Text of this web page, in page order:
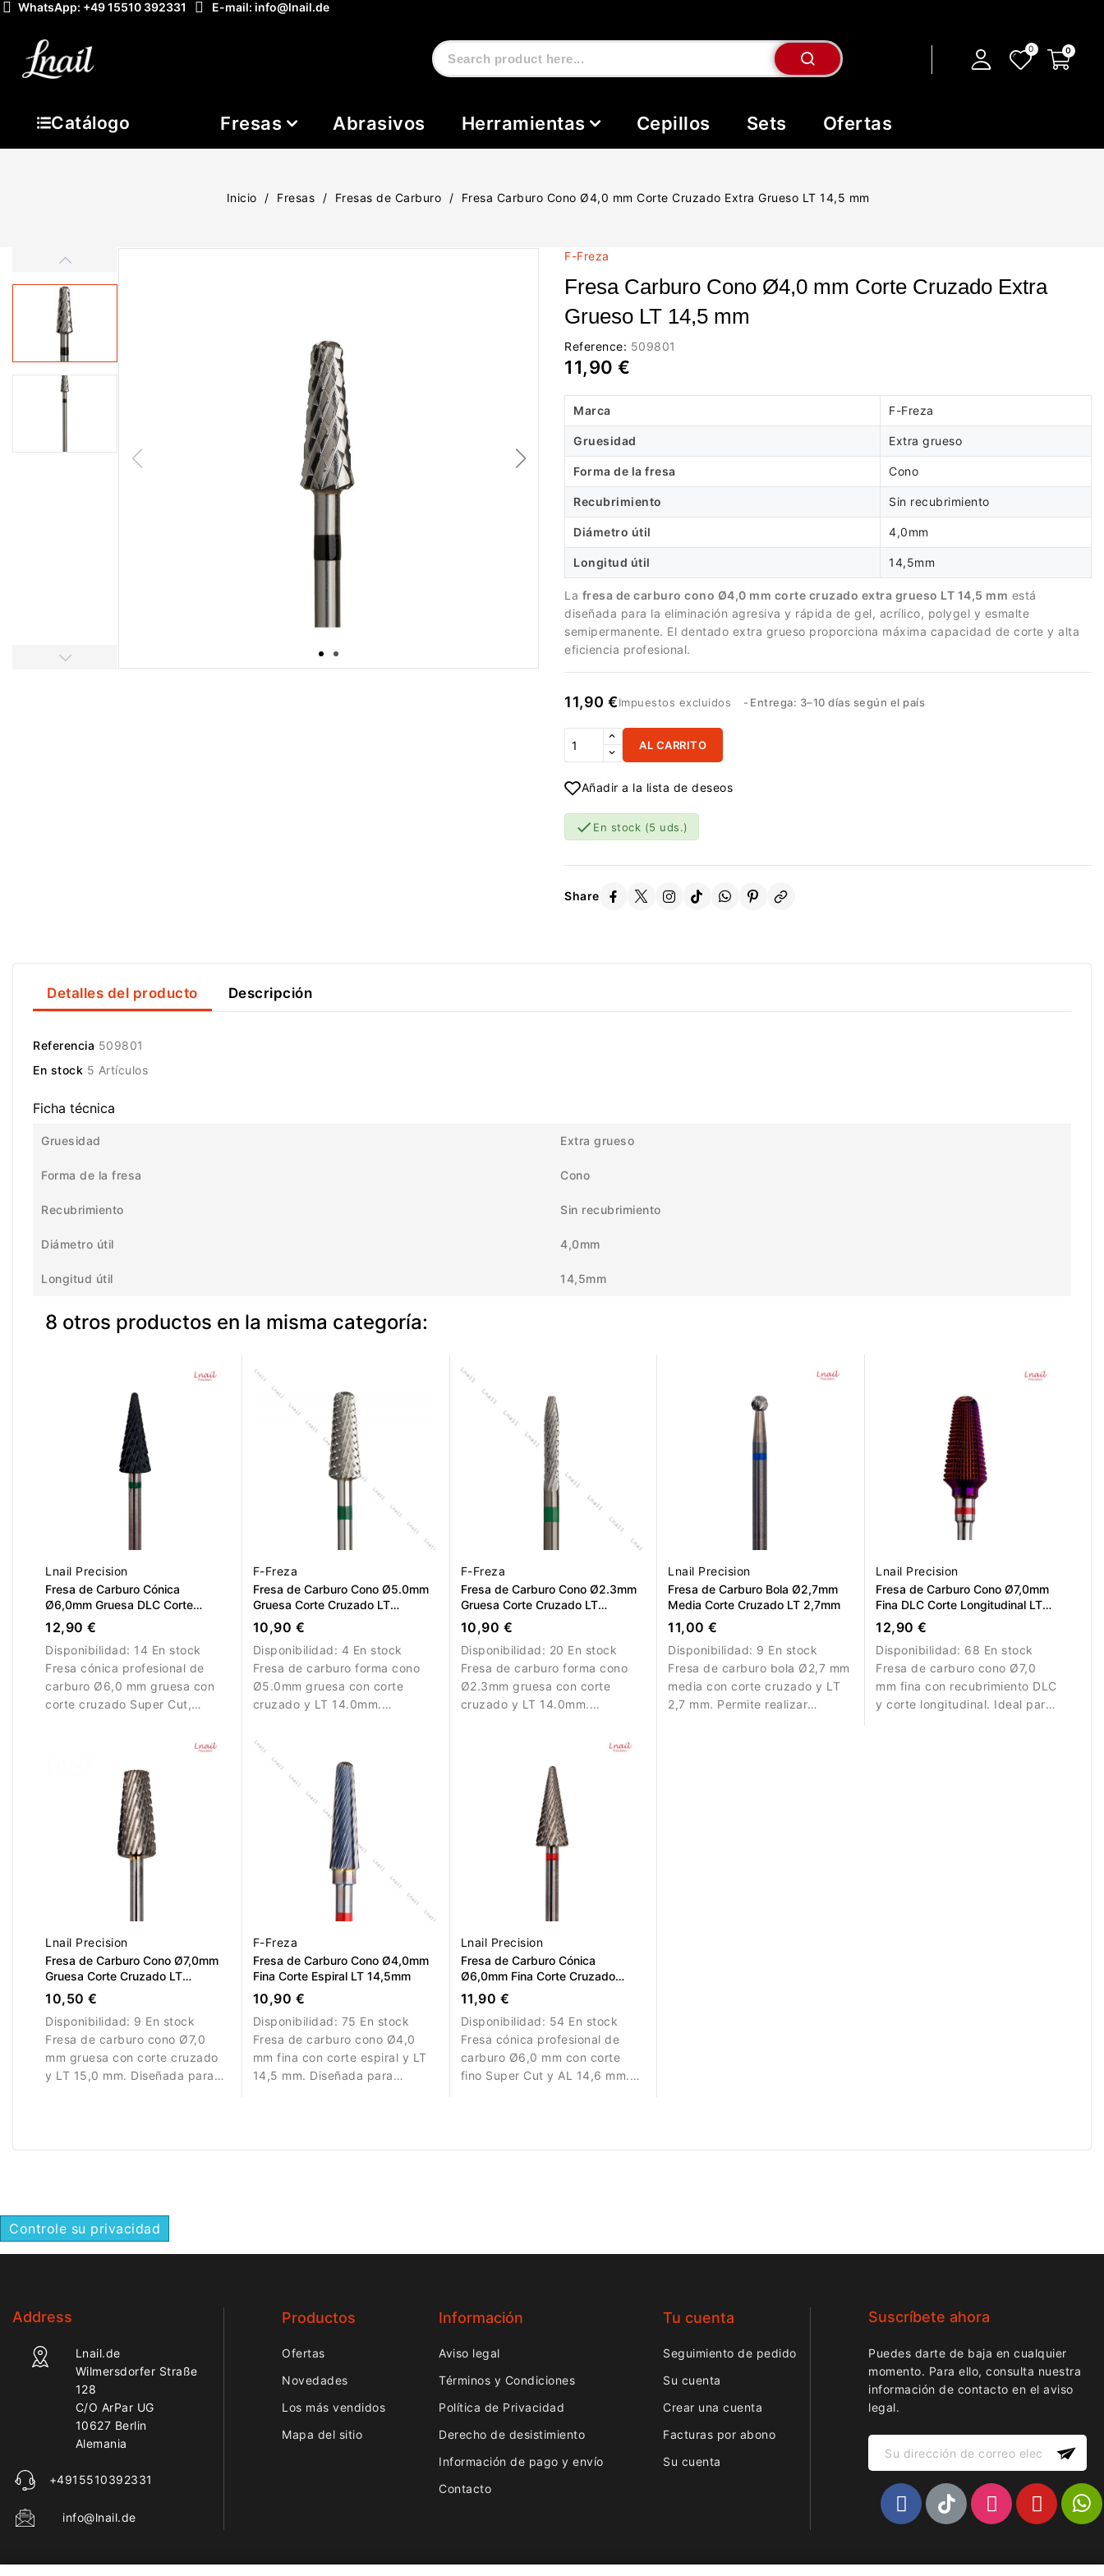
WhatsApp: +49 15510 392331 E-mail: info@lnail.de
Catálogo Fresas Abrasivos Herramientas Cepillos Sets Ofertas
Inicio Fresas Fresas de Carburo Fresa Carburo Cono Ø4,0 mm Corte Cruzado Extra Grueso LT 14,5 mm
F-Freza
Fresa Carburo Cono Ø4,0 mm Corte Cruzado Extra
Grueso LT 14,5 mm
Reference: 509801
11,90 €
Marca F-Freza
Gruesidad Extra grueso
Forma de la fresa Cono
Recubrimiento Sin recubrimiento
Diámetro útil 4,0mm
Longitud útil 14,5mm
La fresa de carburo cono Ø4,0 mm corte cruzado extra grueso LT 14,5 mm está
diseñada para la eliminación agresiva y rápida de gel, acrílico, polygel y esmalte
semipermanente. El dentado extra grueso proporciona máxima capacidad de corte y alta
eficiencia profesional.
11,90 €Impuestos excluidos Entrega: 3–10 días según el país
AL CARRITO
Añadir a la lista de deseos
 En stock (5 uds.)
Share
Detalles del producto Descripción
Referencia 509801
En stock 5 Artículos
Ficha técnica
Gruesidad Extra grueso
Forma de la fresa Cono
Recubrimiento Sin recubrimiento
Diámetro útil 4,0mm
Longitud útil 14,5mm
8 otros productos en la misma categoría:
Lnail Precision
Fresa de Carburo Cónica
Ø6,0mm Gruesa DLC Corte
Cruzado Super Cut LT 14,6mm
12,90 €
Disponibilidad: 14 En stock
Fresa cónica profesional de
carburo Ø6,0 mm gruesa con
corte cruzado Super Cut,
mm. Diseñada para retirar gel y
eficiente con menor fricción.
F-Freza
Fresa de Carburo Cono Ø5.0mm
Gruesa Corte Cruzado LT
14.0mm
10,90 €
Disponibilidad: 4 En stock
Fresa de carburo forma cono
Ø5.0mm gruesa con corte
cruzado y LT 14.0mm.
eficiente de material en
trabajos profesionales de
manicura.
F-Freza
Fresa de Carburo Cono Ø2.3mm
Gruesa Corte Cruzado LT
14.0mm
10,90 €
Disponibilidad: 20 En stock
Fresa de carburo forma cono
Ø2.3mm gruesa con corte
cruzado y LT 14.0mm.
Lnail Precision
Fresa de Carburo Bola Ø2,7mm
Media Corte Cruzado LT 2,7mm
11,00 €
Disponibilidad: 9 En stock
Fresa de carburo bola Ø2,7 mm
media con corte cruzado y LT
2,7 mm. Permite realizar
Lnail Precision
Fresa de Carburo Cono Ø7,0mm
Fina DLC Corte Longitudinal LT
15,0mm
12,90 €
Disponibilidad: 68 En stock
Fresa de carburo cono Ø7,0
mm fina con recubrimiento DLC
y corte longitudinal. Ideal para
Lnail Precision
Fresa de Carburo Cono Ø7,0mm
Gruesa Corte Cruzado LT
15,0mm L/R
10,50 €
Disponibilidad: 9 En stock
Fresa de carburo cono Ø7,0
mm gruesa con corte cruzado
y LT 15,0 mm. Diseñada para
F-Freza
Fresa de Carburo Cono Ø4,0mm
Fina Corte Espiral LT 14,5mm
10,90 €
Disponibilidad: 75 En stock
Fresa de carburo cono Ø4,0
mm fina con corte espiral y LT
14,5 mm. Diseñada para
Lnail Precision
Fresa de Carburo Cónica
Ø6,0mm Fina Corte Cruzado
Super Cut LT 14,6mm
11,90 €
Disponibilidad: 54 En stock
Fresa cónica profesional de
carburo Ø6,0 mm con corte
fino Super Cut y AL 14,6 mm.
Controle su privacidad
Address
Lnail.de
Wilmersdorfer Straße
128
C/O ArPar UG
10627 Berlin
Alemania
+4915510392331
info@lnail.de
Productos
Ofertas
Novedades
Los más vendidos
Mapa del sitio
Información
Aviso legal
Términos y Condiciones
Política de Privacidad
Derecho de desistimiento
Información de pago y envío
Contacto
Tu cuenta
Seguimiento de pedido
Su cuenta
Crear una cuenta
Facturas por abono
Su cuenta
Suscríbete ahora
Puedes darte de baja en cualquier
momento. Para ello, consulta nuestra
información de contacto en el aviso
legal.